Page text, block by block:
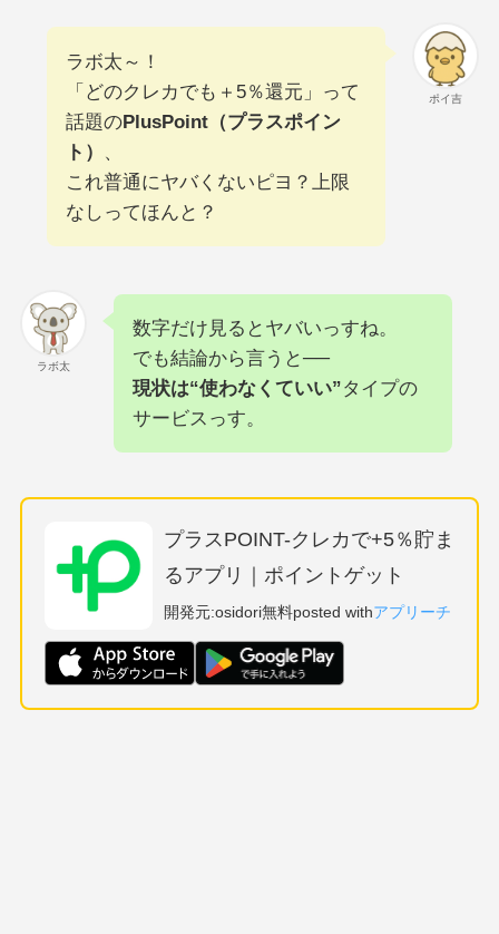
ポイ吉
ラボ太～！
「どのクレカでも＋5％還元」って
話題のPlusPoint（プラスポイン
ト）
、
これ普通にヤバくないピヨ？上限
なしってほんと？
ラボ太
数字だけ見るとヤバいっすね。
でも結論から言うと──
現状は“使わなくていい”タイプの
サービスっす。
プラスPOINT-クレカで+5％貯ま
るアプリ｜ポイントゲット
開発元:osidori無料posted withアプリーチ